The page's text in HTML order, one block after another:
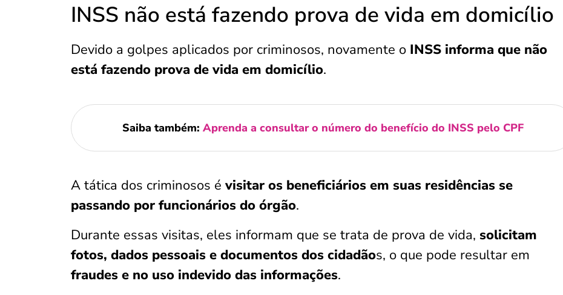
INSS não está fazendo prova de vida em domicílio
Devido a golpes aplicados por criminosos, novamente o INSS informa que não
está fazendo prova de vida em domicílio.
Saiba também: Aprenda a consultar o número do benefício do INSS pelo CPF
A tática dos criminosos é visitar os beneficiários em suas residências se
passando por funcionários do órgão.
Durante essas visitas, eles informam que se trata de prova de vida, solicitam
fotos, dados pessoais e documentos dos cidadãos, o que pode resultar em
fraudes e no uso indevido das informações.